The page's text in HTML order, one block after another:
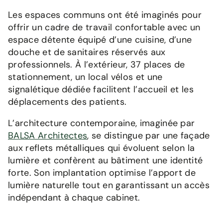
Les espaces communs ont été imaginés pour
offrir un cadre de travail confortable avec un
espace détente équipé d’une cuisine, d’une
douche et de sanitaires réservés aux
professionnels. À l’extérieur, 37 places de
stationnement, un local vélos et une
signalétique dédiée facilitent l’accueil et les
déplacements des patients.
L’architecture contemporaine, imaginée par
BALSA Architectes, se distingue par une façade
aux reflets métalliques qui évoluent selon la
lumière et confèrent au bâtiment une identité
forte. Son implantation optimise l’apport de
lumière naturelle tout en garantissant un accès
indépendant à chaque cabinet.